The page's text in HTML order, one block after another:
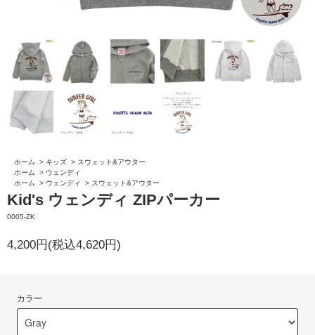
ホーム > キッズ > スウェット&アウター
ホーム
> ウェンディ
ホーム
> ウェンディ > スウェット&アウター
Kid's ウェンディ ZIPパーカー
0005-ZK
4,200円(税込4,620円)
カラー